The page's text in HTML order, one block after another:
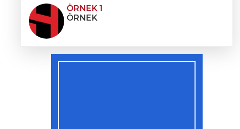
ÖRNEK 1
ÖRNEK